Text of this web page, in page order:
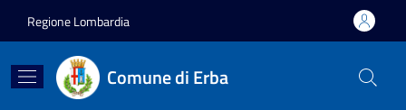
Regione Lombardia
Comune di Erba